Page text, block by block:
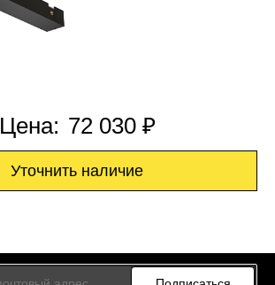
Цена: 72 030 ₽
Уточнить наличие